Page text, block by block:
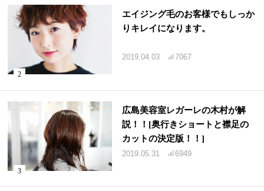
エイジング毛のお客様でもしっか
りキレイになります。
2019.04.03 7067
広島美容室レガーレの木村が解
説！！[奥行きショートと襟足の
カットの決定版！！]
2019.05.31 6949